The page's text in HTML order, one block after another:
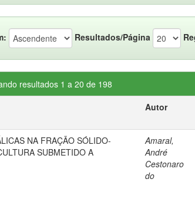
Resultados/Página
resultados 1 a 20 de 198
Autor
NA FRAÇÃO SÓLIDO-
SUBMETIDO A
Amaral,
André
Cestonaro
do